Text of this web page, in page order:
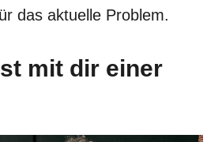
das aktuelle Problem.
mit dir einer